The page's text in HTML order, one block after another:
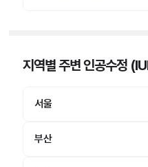
지역별 주변 인공수정
서울
부산